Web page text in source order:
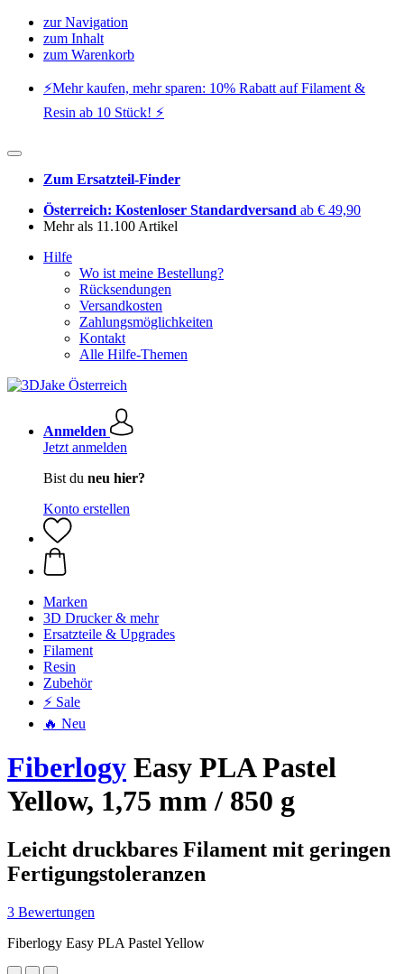
zur Navigation
zum Inhalt
zum Warenkorb
⚡️Mehr kaufen, mehr sparen: 10% Rabatt auf Filament &
Resin ab 10 Stück! ⚡️
Zum Ersatzteil-Finder
Österreich: Kostenloser Standardversand ab € 49,90
Mehr als 11.100 Artikel
Hilfe
Wo ist meine Bestellung?
Rücksendungen
Versandkosten
Zahlungsmöglichkeiten
Kontakt
Alle Hilfe-Themen
Anmelden
Jetzt anmelden
Bist du neu hier?
Konto erstellen
Marken
3D Drucker & mehr
Ersatzteile & Upgrades
Filament
Resin
Zubehör
⚡ Sale
🔥 Neu
Fiberlogy Easy PLA Pastel
Yellow, 1,75 mm / 850 g
Leicht druckbares Filament mit geringen
Fertigungstoleranzen
3 Bewertungen
Fiberlogy Easy PLA Pastel Yellow